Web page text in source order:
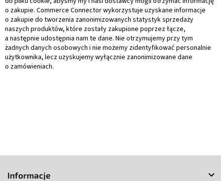
o zakupie. Commerce Connector wykorzystuje uzyskane informacje
o zakupie do tworzenia zanonimizowanych statystyk sprzedaży
naszych produktów, które zostały zakupione poprzez łącze,
a następnie udostępnia nam te dane. Nie otrzymujemy przy tym
żadnych danych osobowych i nie możemy zidentyfikować personalnie
użytkownika, lecz uzyskujemy wyłącznie zanonimizowane dane
o zamówieniach.
Informacje